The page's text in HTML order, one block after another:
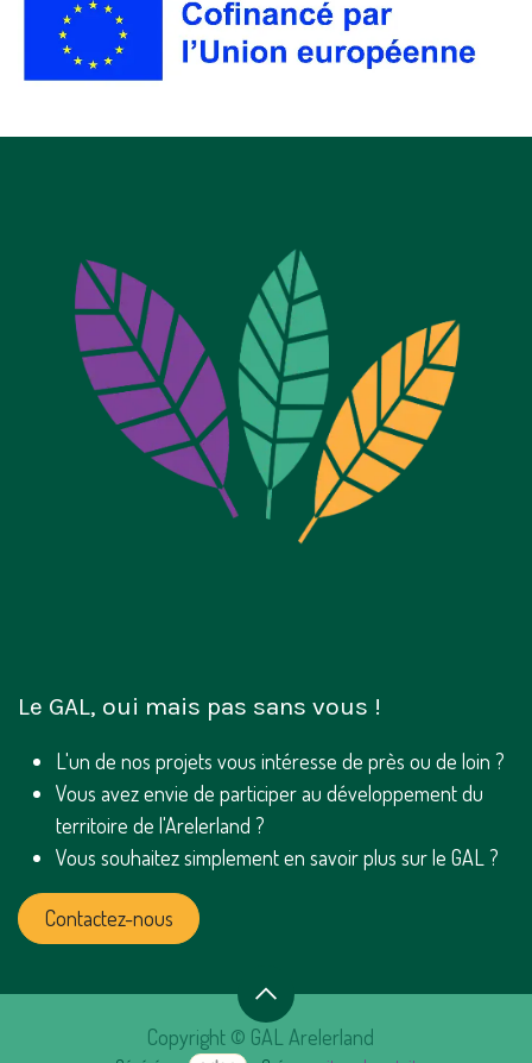
Le GAL, oui mais pas sans vous !
L'un de nos projets vous intéresse de près ou de loin ?
Vous avez envie de participer au développement du
territoire de l'Arelerland ?
Vous souhaitez simplement en savoir plus sur le GAL ?
Contactez-nous
Copyright © GAL Arelerland